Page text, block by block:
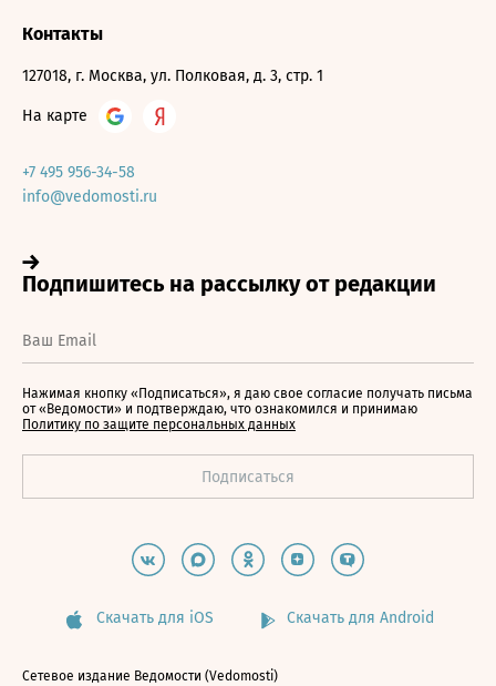
Контакты
127018, г. Москва, ул. Полковая, д. 3, стр. 1
На карте
+7 495 956-34-58
info@vedomosti.ru
Нажимая кнопку «Подписаться», я даю свое согласие получать письма
от «Ведомости» и подтверждаю, что ознакомился и принимаю
Политику по защите персональных данных
Скачать для iOS Скачать для Android
Сетевое издание Ведомости (Vedomosti)